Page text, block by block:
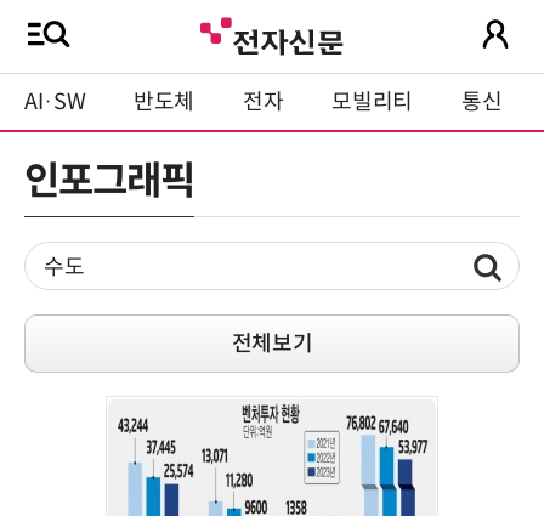
AI·SW 반도체 전자 모빌리티 통신
인포그래픽
전체보기